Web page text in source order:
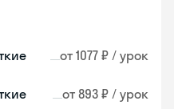
от 1077 ₽ / урок
от 893 ₽ / урок